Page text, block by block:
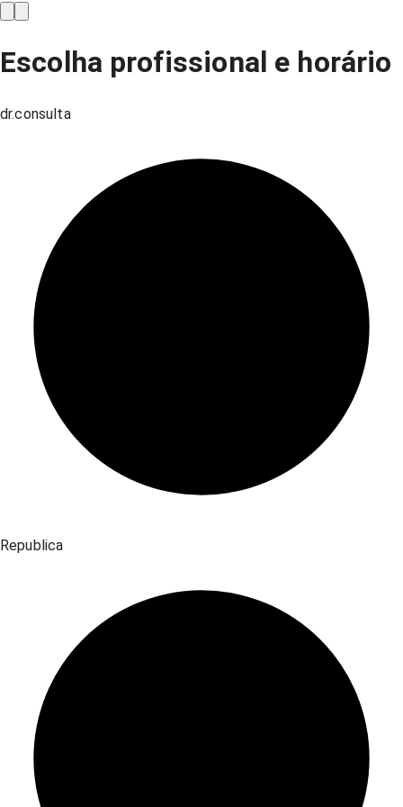
Escolha profissional e horário
dr.consulta
Republica